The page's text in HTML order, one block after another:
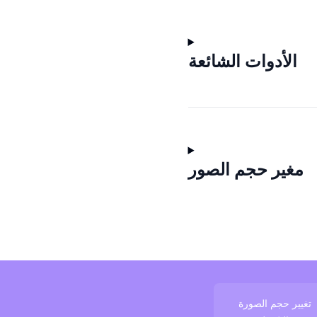
الأدوات الشائعة
مغير حجم الصور
تغيير حجم الصورة